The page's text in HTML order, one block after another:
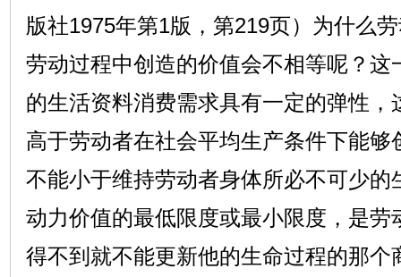
版社1975年第1版，第219页）为什么
劳动过程中创造的价值会不相等呢？这
的生活资料消费需求具有一定的弹性，
高于劳动者在社会平均生产条件下能够
不能小于维持劳动者身体所必不可少的
动力价值的最低限度或最小限度，是劳
得不到就不能更新他的生命过程的那个